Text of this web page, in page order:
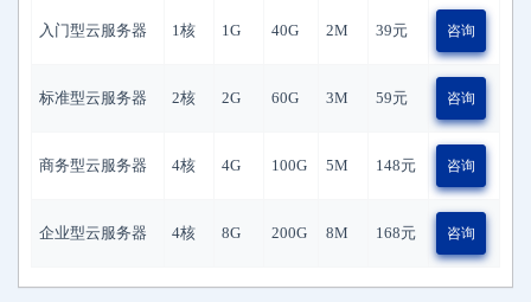
入门型云服务器 1核 1G 40G 2M 39元 咨询
标准型云服务器 2核 2G 60G 3M 59元 咨询
商务型云服务器 4核 4G 100G 5M 148元 咨询
企业型云服务器 4核 8G 200G 8M 168元 咨询